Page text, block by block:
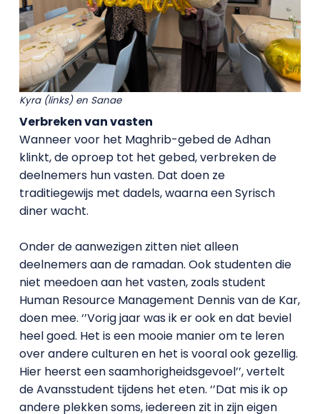
Kyra (links) en Sanae
Verbreken van vasten
Wanneer voor het Maghrib-gebed de Adhan
klinkt, de oproep tot het gebed, verbreken de
deelnemers hun vasten. Dat doen ze
traditiegewijs met dadels, waarna een Syrisch
diner wacht.
Onder de aanwezigen zitten niet alleen
deelnemers aan de ramadan. Ook studenten die
niet meedoen aan het vasten, zoals student
Human Resource Management Dennis van de Kar,
doen mee. ‘’Vorig jaar was ik er ook en dat beviel
heel goed. Het is een mooie manier om te leren
over andere culturen en het is vooral ook gezellig.
Hier heerst een saamhorigheidsgevoel’’, vertelt
de Avansstudent tijdens het eten. ‘’Dat mis ik op
andere plekken soms, iedereen zit in zijn eigen